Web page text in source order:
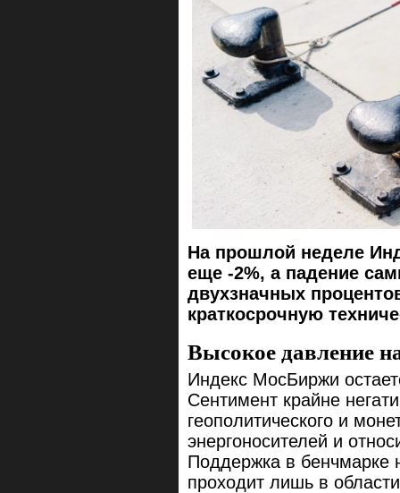
На прошлой неделе
еще -2%, а падение
двухзначных
краткосрочную
Высокое давление
Индекс МосБиржи
Сентимент крайне
геополитического и
энергоносителей и
Поддержка в бенчмарке
проходит лишь в